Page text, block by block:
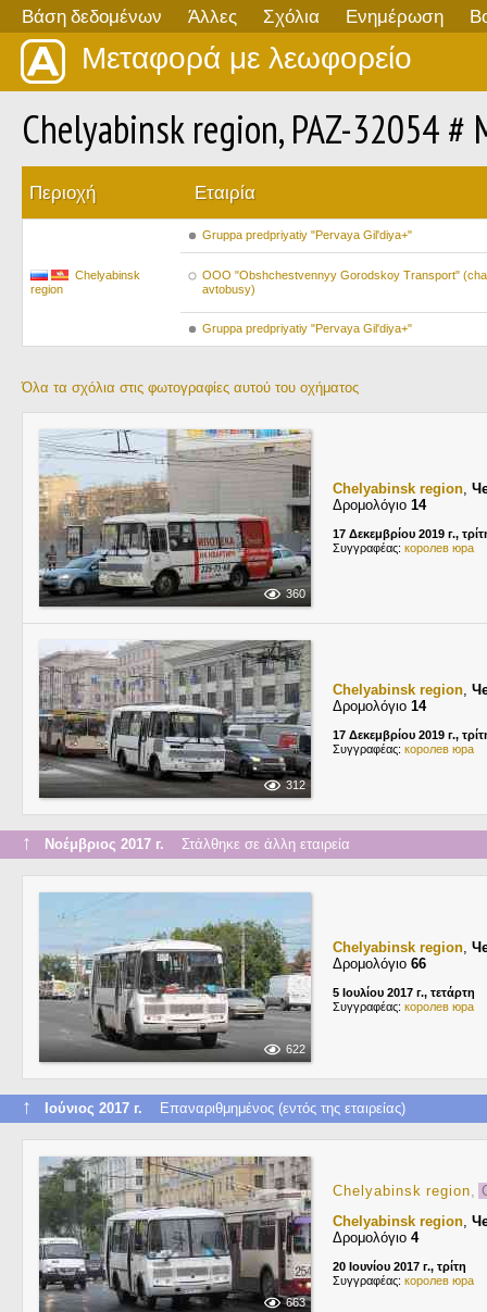
Βάση δεδομένων Άλλες Σχόλια Ενημέρωση
Μεταφορά με λεωφορείο
Chelyabinsk region, PAZ-32054
Περιοχή Εταιρία
Chelyabinsk
region
Gruppa predpriyatiy "Pervaya Gil'diya+"
OOO "Obshchestvennyy Gorodskoy Transport"
avtobusy)
Gruppa predpriyatiy "Pervaya Gil'diya+"
Όλα τα σχόλια στις φωτογραφίες αυτού του οχήματος
360
Chelyabinsk region,
Δρομολόγιο 14
17 Δεκεμβρίου 2019 г.,
Συγγραφέας: королев юра
312
Chelyabinsk region,
Δρομολόγιο 14
17 Δεκεμβρίου 2019 г.,
Συγγραφέας: королев юра
↑ Νοέμβριος 2017 г. Στάλθηκε σε άλλη εταιρεία
622
Chelyabinsk region,
Δρομολόγιο 66
5 Ιουλίου 2017 г., τετάρτη
Συγγραφέας: королев юра
↑ Ιούνιος 2017 г. Επαναριθμημένος (εντός της εταιρείας)
663
Chelyabinsk region,
Chelyabinsk region,
Δρομολόγιο 4
20 Ιουνίου 2017 г., τρίτη
Συγγραφέας: королев юра